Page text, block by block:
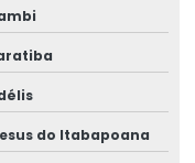
do Itabapoana